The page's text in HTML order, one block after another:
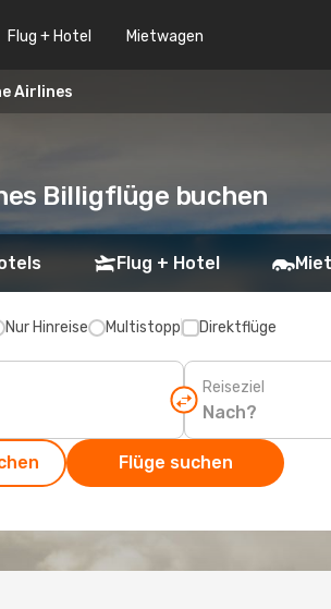
Flug + Hotel Mietwagen
Airlines
Billigflüge buchen
Flug + Hotel
Nur Hinreise Multistopp Direktflüge
Reiseziel
Flüge suchen